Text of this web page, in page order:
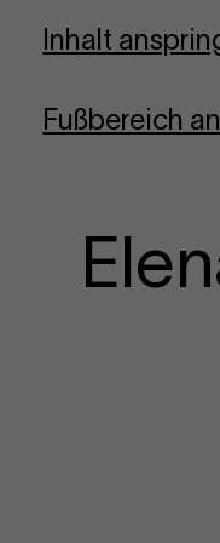
Inhalt
Fußbereich
Zur Startseite